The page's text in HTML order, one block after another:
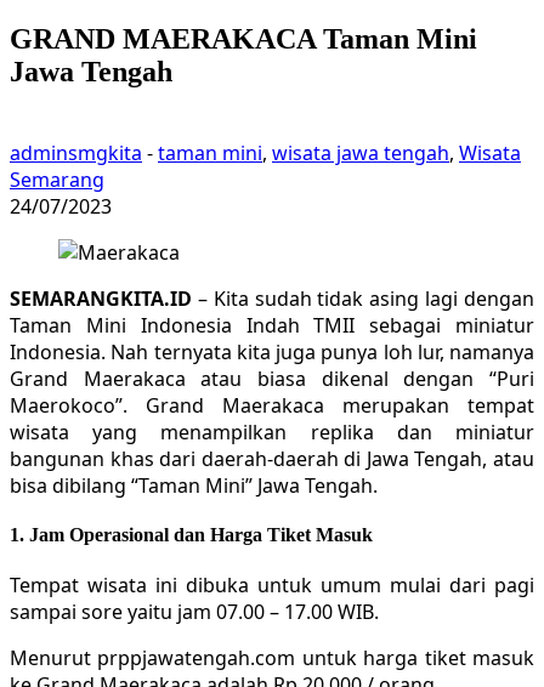
GRAND MAERAKACA Taman Mini
Jawa Tengah
adminsmgkita -taman mini, wisata jawa tengah, Wisata
Semarang
24/07/2023
SEMARANGKITA.ID – Kita sudah tidak asing lagi dengan
Taman Mini Indonesia Indah TMII sebagai miniatur
Indonesia. Nah ternyata kita juga punya loh lur, namanya
Grand Maerakaca atau biasa dikenal dengan “Puri
Maerokoco”. Grand Maerakaca merupakan tempat
wisata yang menampilkan replika dan miniatur
bangunan khas dari daerah-daerah di Jawa Tengah, atau
bisa dibilang “Taman Mini” Jawa Tengah.
1. Jam Operasional dan Harga Tiket Masuk
Tempat wisata ini dibuka untuk umum mulai dari pagi
sampai sore yaitu jam 07.00 – 17.00 WIB.
Menurut prppjawatengah.com untuk harga tiket masuk